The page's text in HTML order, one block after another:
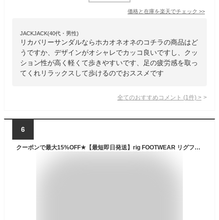
価格と在庫を楽天でチェック >>
JACKJACK(40代・男性)
リカバリーサンダルならホカオネオネのコチラの商品はど
うですか、デザインがオシャレでカッコ良いですし、クッ
ション性が高く軽くて歩きやすいです、足の疲労感を取っ
てくれリラックスして歩けるのでおススメです
全てのおすすめコメント (1 件) >
6
クーポンで最大15%OFF★【最短即日発送】rig FOOTWEAR リグフットウェア RG0013 slide 2.0 スライド2.0 リカバリーサンダル【Sx】【T】｜メンズ レディース ビーチサンダル つっかけ 厚底 歩きやすい 大きいサイズ トレンド ブランド おしゃれ